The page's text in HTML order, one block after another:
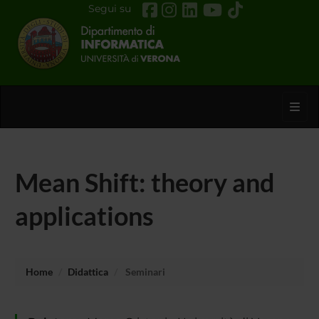
Segui su
Mean Shift: theory and
applications
Home Didattica Seminari